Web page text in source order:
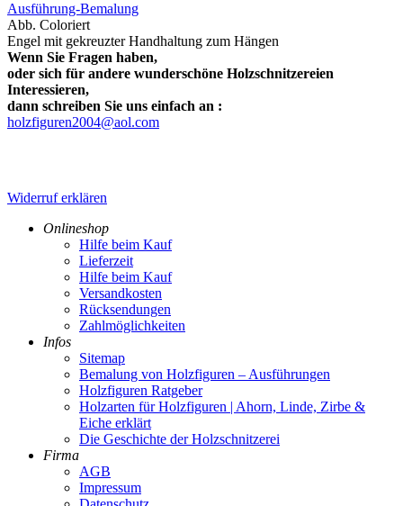
Ausführung-Bemalung
Abb. Coloriert
Engel mit gekreuzter Handhaltung zum Hängen
Wenn Sie Fragen haben,
oder sich für andere wunderschöne Holzschnitzereien
Interessieren,
dann schreiben Sie uns einfach an :
holzfiguren2004@aol.com
Widerruf erklären
Onlineshop
Hilfe beim Kauf
Lieferzeit
Hilfe beim Kauf
Versandkosten
Rücksendungen
Zahlmöglichkeiten
Infos
Sitemap
Bemalung von Holzfiguren – Ausführungen
Holzfiguren Ratgeber
Holzarten für Holzfiguren | Ahorn, Linde, Zirbe &
Eiche erklärt
Die Geschichte der Holzschnitzerei
Firma
AGB
Impressum